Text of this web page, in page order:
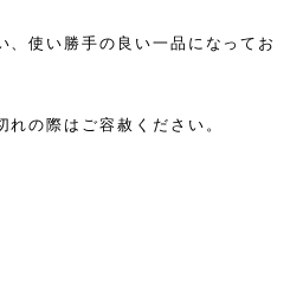
、使い勝手の良い一品になってお
の際はご容赦ください。